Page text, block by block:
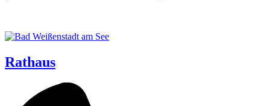
Rathaus